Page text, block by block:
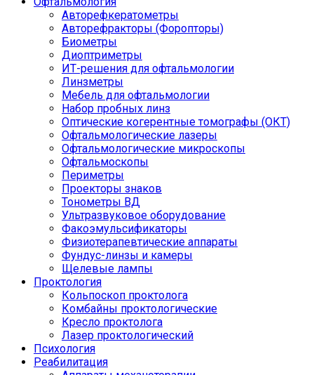
Авторефкератометры
Авторефракторы (Форопторы)
Биометры
Диоптриметры
ИТ-решения для офтальмологии
Линзметры
Мебель для офтальмологии
Набор пробных линз
Оптические когерентные томографы (ОКТ)
Офтальмологические лазеры
Офтальмологические микроскопы
Офтальмоскопы
Периметры
Проекторы знаков
Тонометры ВД
Ультразвуковое оборудование
Факоэмульсификаторы
Физиотерапевтические аппараты
Фундус-линзы и камеры
Щелевые лампы
Проктология
Кольпоскоп проктолога
Комбайны проктологические
Кресло проктолога
Лазер проктологический
Психология
Реабилитация